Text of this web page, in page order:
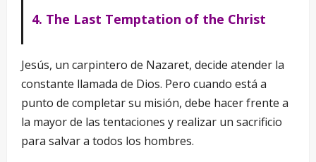
4. The Last Temptation of the Christ
Jesús, un carpintero de Nazaret, decide atender la
constante llamada de Dios. Pero cuando está a
punto de completar su misión, debe hacer frente a
la mayor de las tentaciones y realizar un sacrificio
para salvar a todos los hombres.